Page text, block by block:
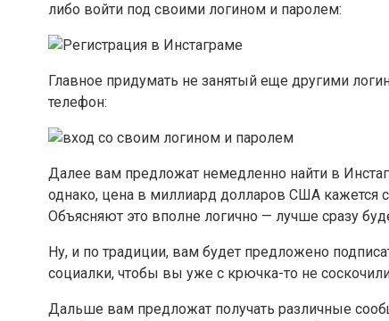
либо войти под своими логином и паролем:
Главное придумать не занятый еще другими
телефон:
Далее вам предложат немедленно найти в
однако, цена в миллиард долларов США кажется
Объясняют это вполне логично — лучше сразу
Ну, и по традиции, вам будет предложено
социалки, чтобы вы уже с крючка-то не
Дальше вам предложат получать различные